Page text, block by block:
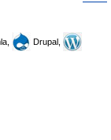
Drupal,